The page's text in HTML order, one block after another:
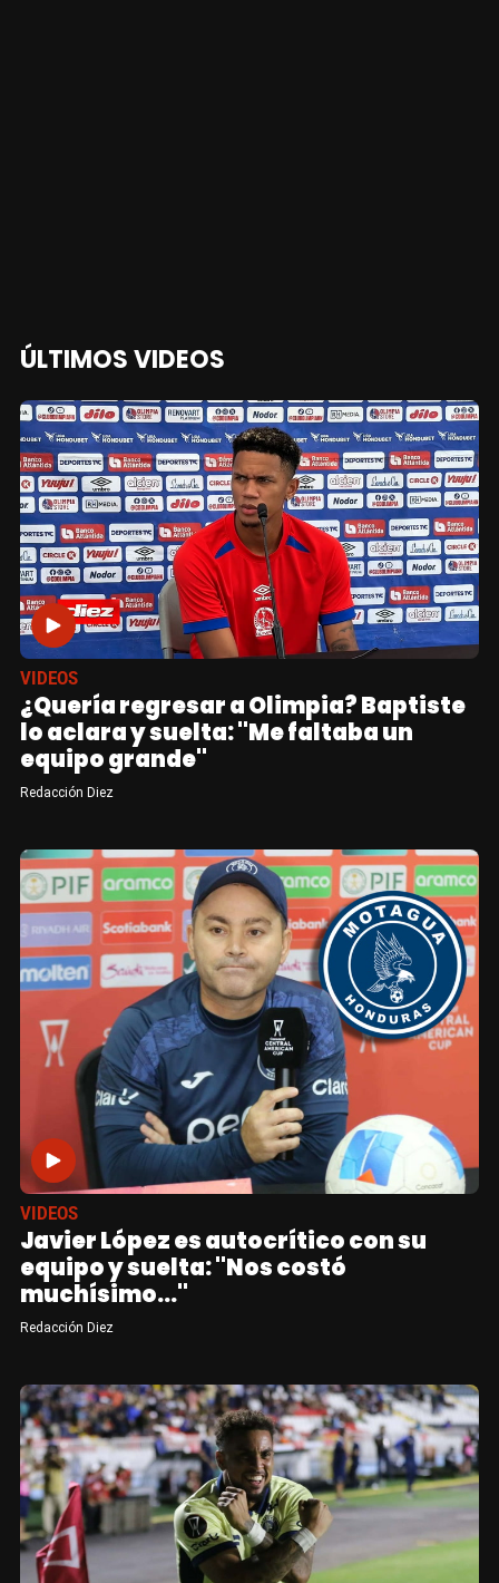
ÚLTIMOS VIDEOS
VIDEOS
¿Quería regresar a Olimpia? Baptiste
lo aclara y suelta: "Me faltaba un
equipo grande"
Redacción Diez
VIDEOS
Javier López es autocrítico con su
equipo y suelta: "Nos costó
muchísimo..."
Redacción Diez